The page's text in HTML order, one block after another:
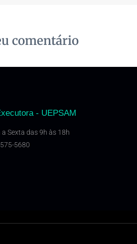
comentário
- UEPSAM
a Sexta das 9h às 18h
5680